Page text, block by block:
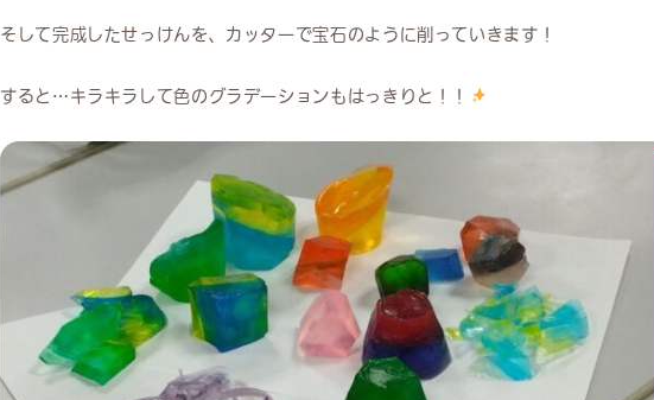
そして完成したせっけんを、カッターで宝石のように削っていきます！
すると…キラキラして色のグラデーションもはっきりと！！